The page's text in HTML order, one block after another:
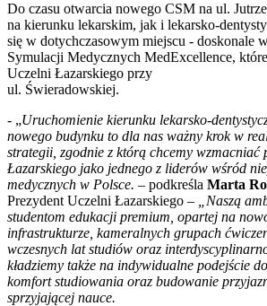
Do czasu otwarcia nowego CSM na ul.
na kierunku lekarskim, jak i lekarsko-
się w dotychczasowym miejscu - doskonale
Symulacji Medycznych MedExcellence,
Uczelni Łazarskiego przy
ul. Świeradowskiej.
- „Uruchomienie kierunku lekarsko-
nowego budynku to dla nas ważny krok w
strategii, zgodnie z którą chcemy wzmacniać
Łazarskiego jako jednego z liderów wśród
medycznych w Polsce. – podkreśla Marta
Prezydent Uczelni Łazarskiego – „Naszą
studentom edukacji premium, opartej na
infrastrukturze, kameralnych grupach
wczesnych lat studiów oraz
kładziemy także na indywidualne podejście
komfort studiowania oraz budowanie
sprzyjającej nauce.